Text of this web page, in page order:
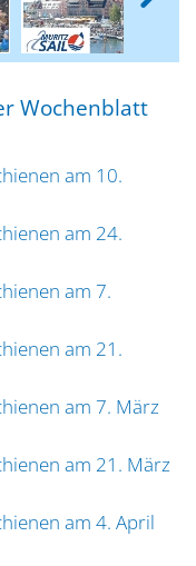
Wochenblatt
am 10.
am 24.
am 7.
am 21.
am 7. März
am 21. März
am 4. April